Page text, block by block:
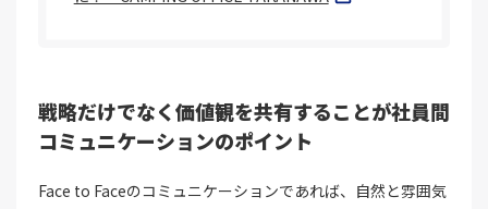
戦略だけでなく価値観を共有することが社員間
コミュニケーションのポイント
Face to Faceのコミュニケーションであれば、自然と雰囲気